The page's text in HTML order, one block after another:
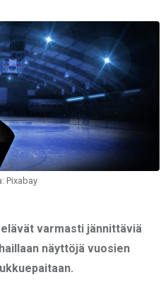
Email
Pixabay
varmasti jännittäviä
näyttöjä vuosien